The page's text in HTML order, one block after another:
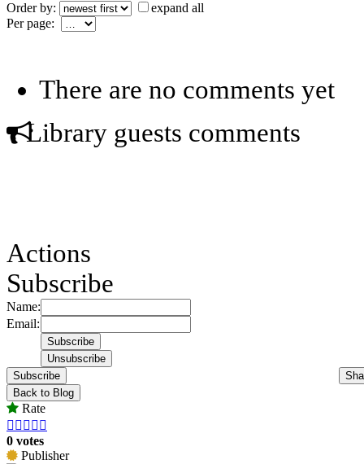
Order by:
expand all
Per page:
There are no comments yet
Library guests comments
Actions
Subscribe
Name:
Email:
Subscribe
Back to Blog
Rate
    
0 votes
Publisher